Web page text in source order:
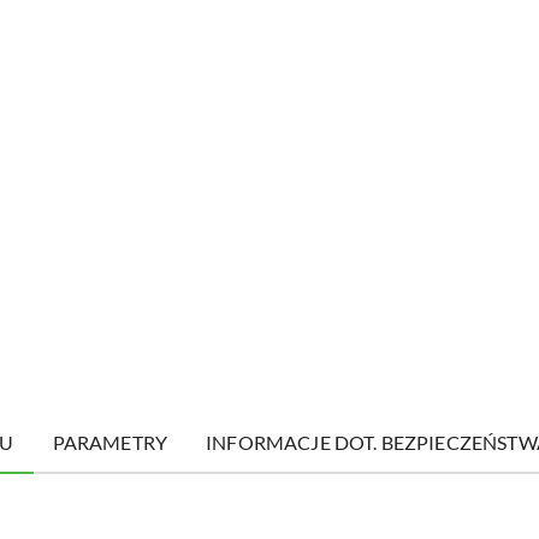
PARAMETRY INFORMACJE DOT.